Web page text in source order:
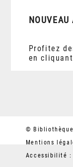
Profitez
en
©
Mentions
Accessibilité :